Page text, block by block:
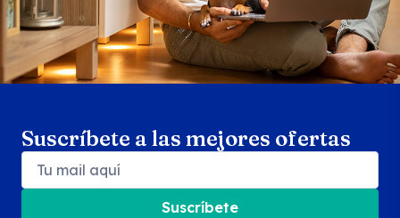
Suscríbete a las mejores ofertas
Suscríbete